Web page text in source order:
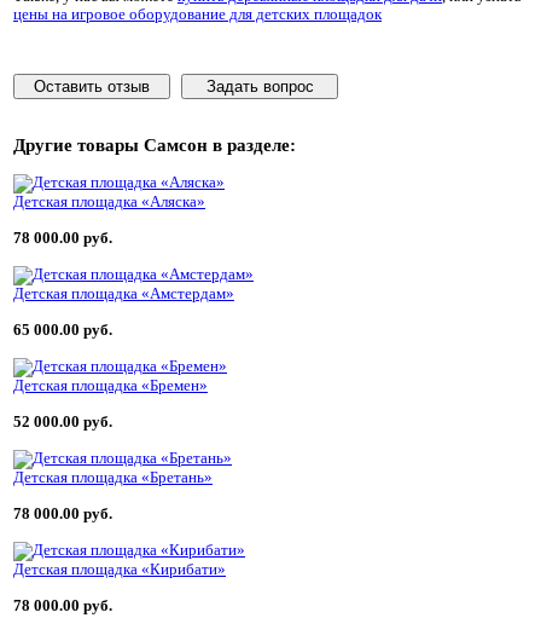
цены на игровое оборудование для детских площадок
Оставить отзыв Задать вопрос
Другие товары Самсон в разделе:
Детская площадка «Аляска»
78 000.00 руб.
Детская площадка «Амстердам»
65 000.00 руб.
Детская площадка «Бремен»
52 000.00 руб.
Детская площадка «Бретань»
78 000.00 руб.
Детская площадка «Кирибати»
78 000.00 руб.